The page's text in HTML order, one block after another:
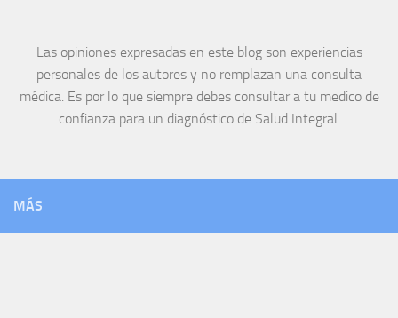
Las opiniones expresadas en este blog son experiencias
personales de los autores y no remplazan una consulta
médica. Es por lo que siempre debes consultar a tu medico de
confianza para un diagnóstico de Salud Integral.
MÁS